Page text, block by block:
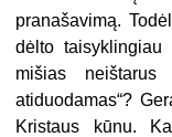
pranašavimą.
dėlto taisyklingiau
mišias
atiduodamas“?
Kristaus kūnu.